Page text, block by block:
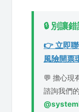
🔒 別讓
👉 立即
風險開票
💬 擔心現
諮詢我們